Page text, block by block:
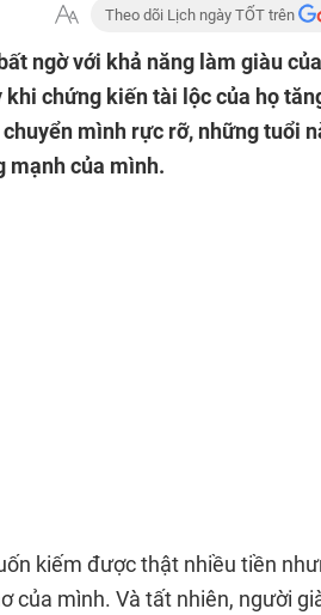
Theo dõi Lịch ngày TỐT trên
ngờ với khả năng làm giàu
chứng kiến tài lộc của họ
mình rực rỡ, những tuổi
mạnh của mình.
kiếm được thật nhiều tiền
của mình. Và tất nhiên, người